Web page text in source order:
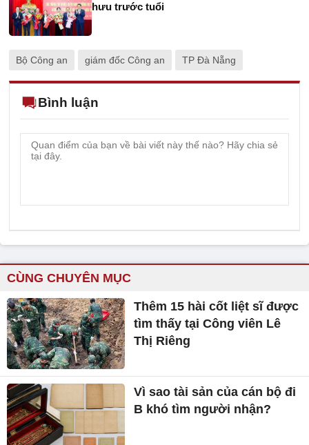
hưu trước tuổi
Bộ Công an giám đốc Công an TP Đà Nẵng
Bình luận
CÙNG CHUYÊN MỤC
Thêm 15 hài cốt liệt sĩ được
tìm thấy tại Công viên Lê
Thị Riêng
Vì sao tài sản của cán bộ đi
B khó tìm người nhận?